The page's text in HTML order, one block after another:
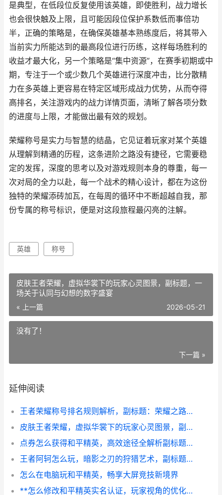
是典型，在低段位反复使用该英雄，即使胜利，战力增长
也会很快触及上限，且可能因段位保护系数低而事倍功
半，正确的策略是，在确保英雄基本熟练度后，将其带入
当前实力所能达到的最高段位进行历练，这样每场胜利的
收益才最大化，另一个策略是“集中资源”，在赛季初期或中
期，专注于一个或少数几个英雄进行深度冲击，比分散精
力在多英雄上更容易在特定区域形成战力优势，从而夺得
高排名，关注游戏内的战力详情页面，清晰了解各项分数
的进度与上限，才能做出最有效的规划。
荣耀称号是实力与智慧的结晶，它见证着玩家对某个英雄
从理解到精通的历程，这条进阶之路没有捷径，它需要稳
定的发挥，深度的思考以及对游戏规则本身的尊重，每一
次对局的全力以赴，每一个战术的精心设计，都在为这份
独特的荣耀添砖加瓦，在每周的循环中不断超越自我，那
份专属的称号标识，便是对这段旅程最闪亮的注解。
英雄 称号
皮肤王者荣耀，虚拟华裳下的玩家心灵图景，副标题，一
场关于认同与幻想的数字盛宴
« 上一篇 2026-05-21
没有了！
下一篇 »
延伸阅读
王者荣耀称号排名规则解析，副标题：荣耀之路的进阶密码
皮肤王者荣耀，虚拟华裳下的玩家心灵图景，副标题，一场关于认同与幻想的数字盛宴
点券怎么获得和平精英，高效途径全解析副标题，精打细算成为游戏达人
王者阿轲怎么玩，暗影之刃的狩猎艺术，副标题，从入门到精通的收割指南
怎么在电脑玩和平精英，畅享大屏竞技新境界
**怎么修改和平精英实名认证，玩家视角的优化思考与建议**